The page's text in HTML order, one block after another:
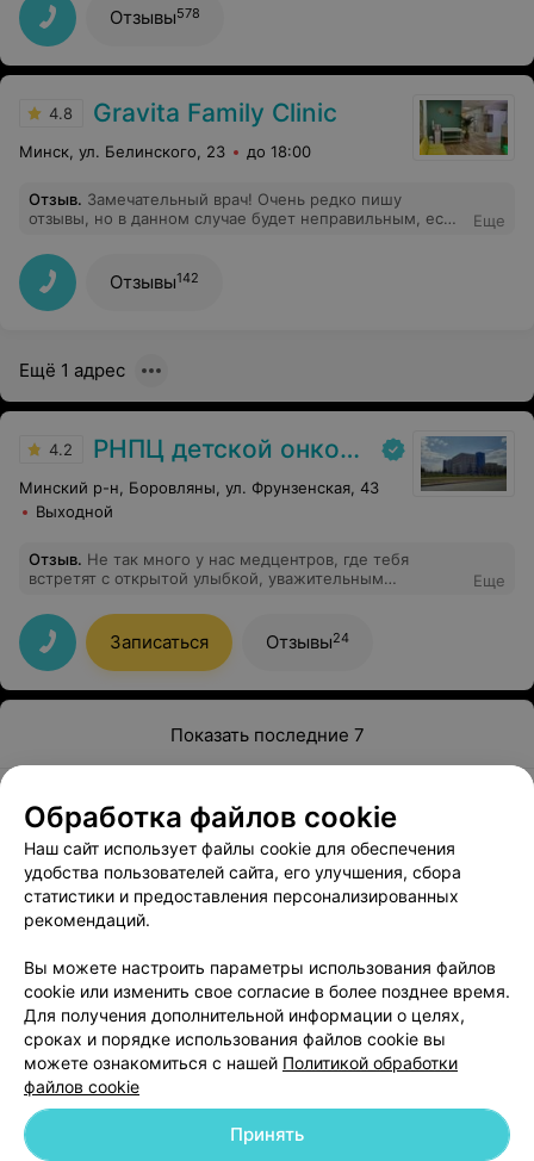
Отзывы578
4.8 Gravita Family Clinic
Минск, ул. Белинского, 23 до 18:00
Отзыв. Замечательный врач! Очень редко пишу
отзывы, но в данном случае будет неправильным, если
все четко по делу, все разъясняет и объясняет,
оказывает моральную поддержку и умеет грамотно
успокоить и настроить. Теперь я знаю, к кому буду
обращаться!
Еще
Отзывы142
Ещё 1 адрес
4.2 РНПЦ детской онкологии
Минский р-н, Боровляны, ул. Фрунзенская, 43
Выходной
Отзыв. Не так много у нас медцентров, где тебя
встретят с открытой улыбкой, уважительным
делу. Огромная благодарность врачу Ретровской
Александре Александровне за грамотность,
понимание, неравнодушие. Потрясающий врач,
настоящий профессионал!
Еще
Записаться Отзывы24
Показать последние 7
1 2
Добавить специалиста
Обработка файлов cookie
Наш сайт использует файлы cookie для обеспечения
удобства пользователей сайта, его улучшения, сбора
статистики и предоставления персонализированных
рекомендаций.
Вы можете настроить параметры использования файлов
cookie или изменить свое согласие в более позднее время.
Для получения дополнительной информации о целях,
сроках и порядке использования файлов cookie вы
можете ознакомиться с нашей Политикой обработки
файлов cookie
Принять